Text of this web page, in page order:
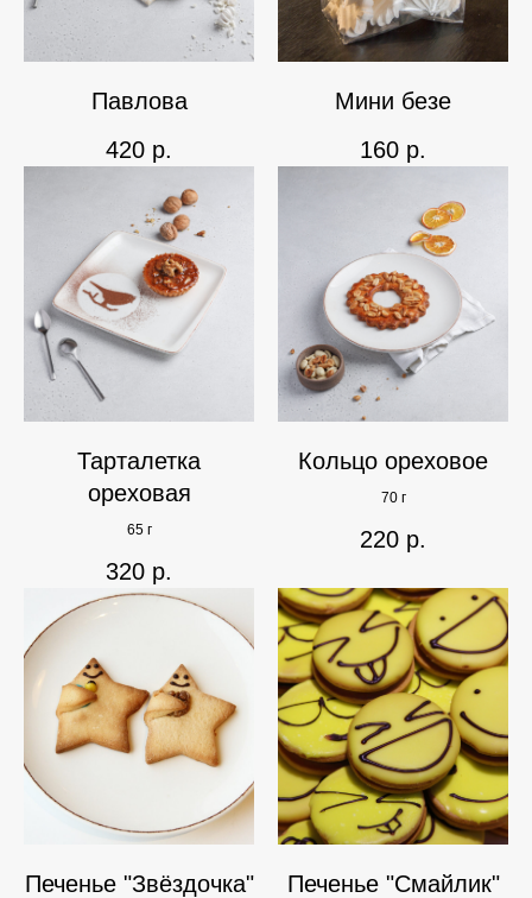
Павлова
420 р.
Мини безе
160 р.
Тарталетка
ореховая
65 г
320 р.
Кольцо ореховое
70 г
220 р.
Печенье "Звёздочка"
Печенье "Смайлик"